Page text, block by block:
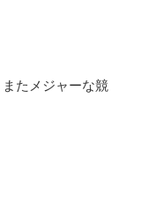
たメジャーな競